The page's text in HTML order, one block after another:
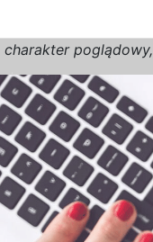
charakter poglądowy,